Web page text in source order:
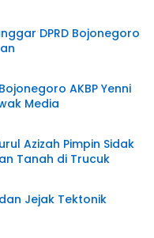
DPRD Bojonegoro
AKBP Yenni
Media
Azizah Pimpin Sidak
Tanah di Trucuk
Jejak Tektonik